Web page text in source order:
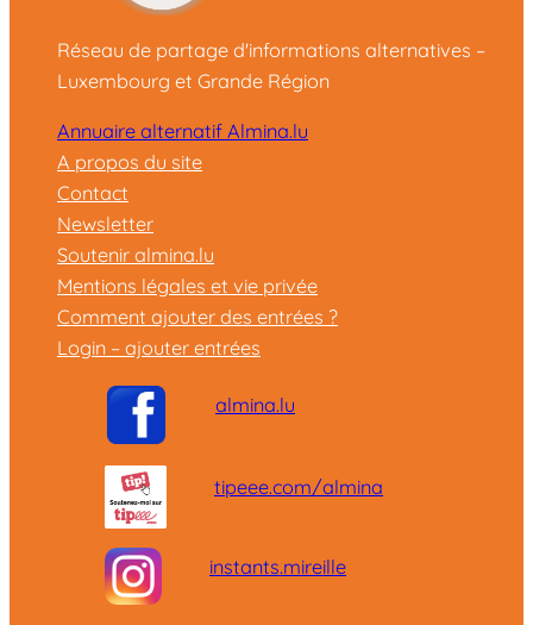
Réseau de partage d'informations alternatives –
Luxembourg et Grande Région
Annuaire alternatif Almina.lu
A propos du site
Contact
Newsletter
Soutenir almina.lu
Mentions légales et vie privée
Comment ajouter des entrées ?
Login – ajouter entrées
almina.lu
tipeee.com/almina
instants.mireille